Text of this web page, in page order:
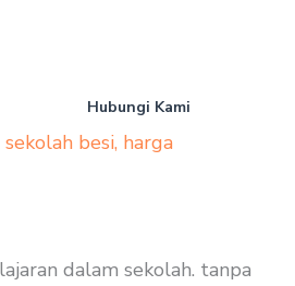
Hubungi Kami
besi, harga
dalam sekolah. tanpa